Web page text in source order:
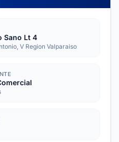
Sano Lt 4
V Region Valparaiso